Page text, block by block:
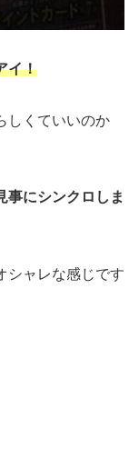
イ！
しくていいのか
事にシンクロしま
シャレな感じです